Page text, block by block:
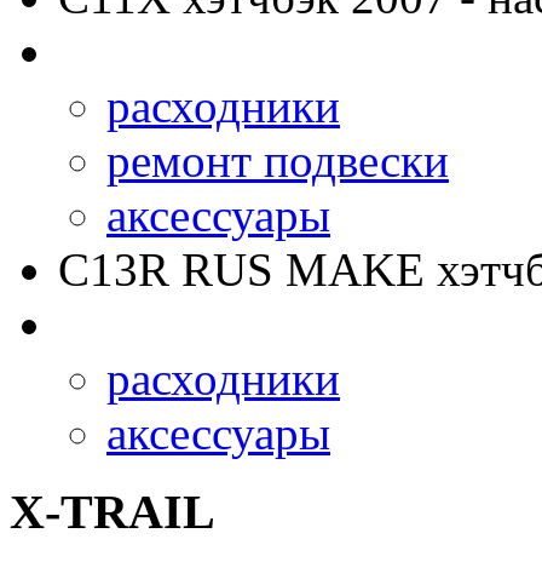
расходники
ремонт подвески
аксессуары
C13R RUS MAKE
расходники
аксессуары
X-TRAIL